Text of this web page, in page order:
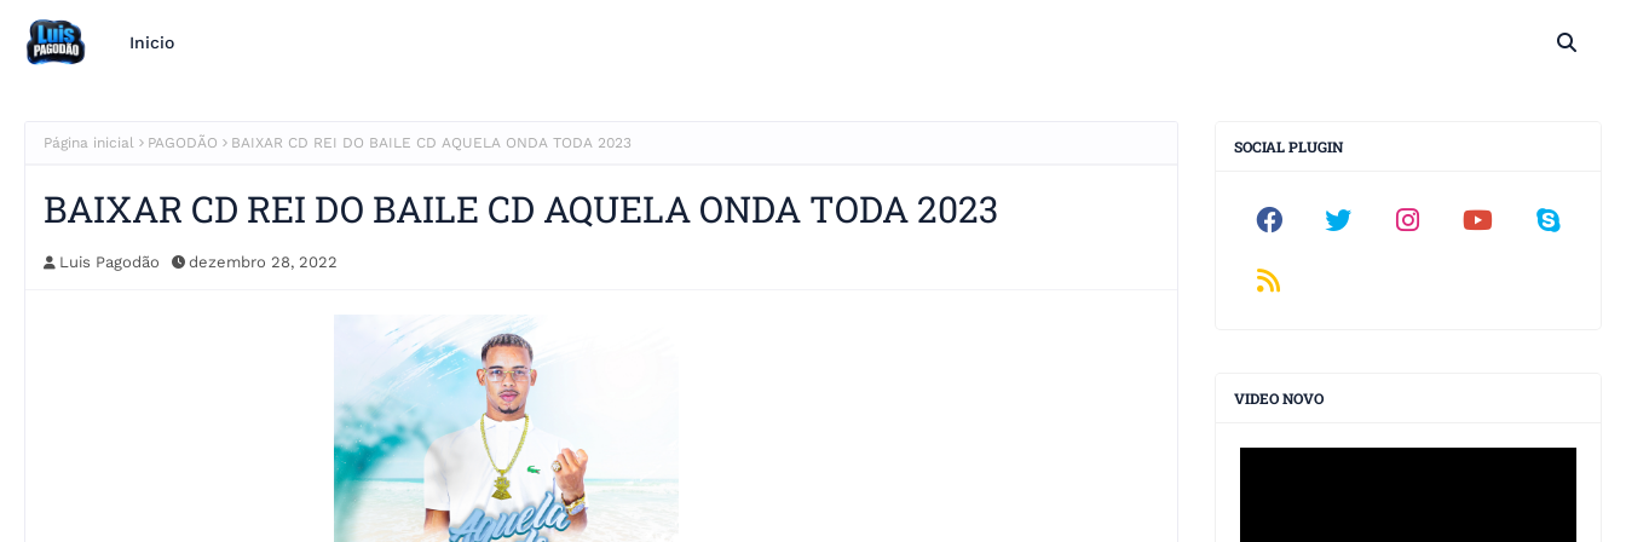
Inicio
Página inicial PAGODÃO BAIXAR CD REI DO BAILE CD AQUELA ONDA TODA 2023
BAIXAR CD REI DO BAILE CD AQUELA ONDA TODA 2023
Luis Pagodão dezembro 28, 2022
SOCIAL PLUGIN
VIDEO NOVO